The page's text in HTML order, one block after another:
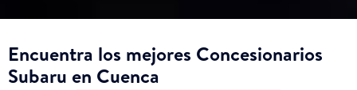
Encuentra los mejores Concesionarios
Subaru en Cuenca